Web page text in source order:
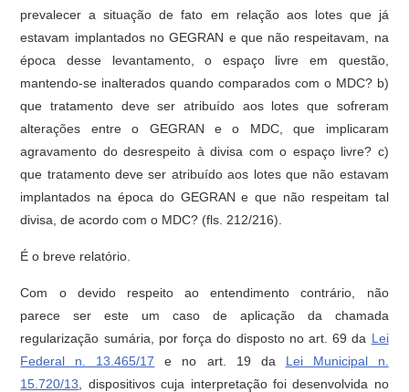
prevalecer a situação de fato em relação aos lotes que já
estavam implantados no GEGRAN e que não respeitavam, na
época desse levantamento, o espaço livre em questão,
mantendo-se inalterados quando comparados com o MDC? b)
que tratamento deve ser atribuído aos lotes que sofreram
alterações entre o GEGRAN e o MDC, que implicaram
agravamento do desrespeito à divisa com o espaço livre? c)
que tratamento deve ser atribuído aos lotes que não estavam
implantados na época do GEGRAN e que não respeitam tal
divisa, de acordo com o MDC? (fls. 212/216).
É o breve relatório.
Com o devido respeito ao entendimento contrário, não
parece ser este um caso de aplicação da chamada
regularização sumária, por força do disposto no art. 69 da Lei
Federal n. 13.465/17 e no art. 19 da Lei Municipal n.
15.720/13 , dispositivos cuja interpretação foi desenvolvida no